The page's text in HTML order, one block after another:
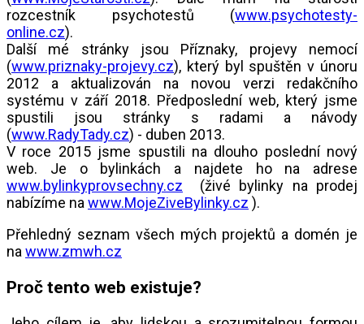
rozcestník psychotestů (www.psychotesty-
online.cz).
Další mé stránky jsou Příznaky, projevy nemocí
(www.priznaky-projevy.cz), který byl spuštěn v únoru
2012 a aktualizován na novou verzi redakčního
systému v září 2018. Předposlední web, který jsme
spustili jsou stránky s radami a návody
(www.RadyTady.cz) - duben 2013.
V roce 2015 jsme spustili na dlouho poslední nový
web. Je o bylinkách a najdete ho na adrese
www.bylinkyprovsechny.cz (živé bylinky na prodej
nabízíme na www.MojeZiveBylinky.cz ).
Přehledný seznam všech mých projektů a domén je
na www.zmwh.cz
Proč tento web existuje?